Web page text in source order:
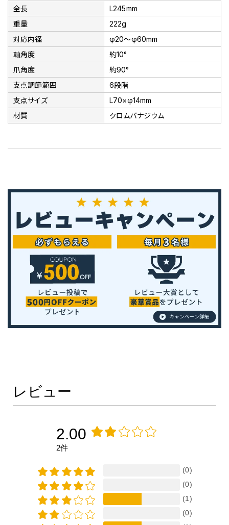
全長
L245mm
重量
222g
対応内径
φ20～φ60mm
軸角度
約10°
爪角度
約90°
支点調節範囲
6段階
支点サイズ
L70×φ14mm
材質
クロムバナジウム
レビュー
2.00
2件
(0)
(0)
(1)
(0)